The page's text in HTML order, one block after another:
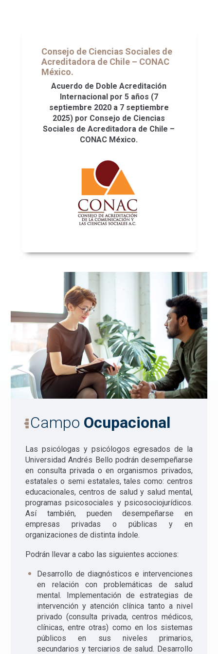
Consejo de Ciencias Sociales de
Acreditadora de Chile – CONAC
México.
Acuerdo de Doble Acreditación
Internacional por 5 años (7
septiembre 2020 a 7 septiembre
2025) por Consejo de Ciencias
Sociales de Acreditadora de Chile –
CONAC México.
Campo Ocupacional
Las psicólogas y psicólogos egresados de la
Universidad Andrés Bello podrán desempeñarse
en consulta privada o en organismos privados,
estatales o semi estatales, tales como: centros
educacionales, centros de salud y salud mental,
programas psicosociales y psicosociojurídicos.
Así también, pueden desempeñarse en
empresas privadas o públicas y en
organizaciones de distinta índole.
Podrán llevar a cabo las siguientes acciones:
Desarrollo de diagnósticos e intervenciones
en relación con problemáticas de salud
mental. Implementación de estrategias de
intervención y atención clínica tanto a nivel
privado (consulta privada, centros médicos,
clínicas, entre otras) como en los sistemas
públicos en sus niveles primarios,
secundarios y terciarios de salud. Desarrollo